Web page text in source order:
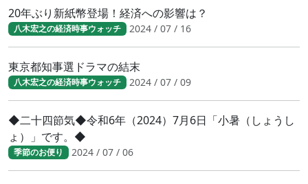
20年ぶり新紙幣登場！経済への影響は？
八木宏之の経済時事ウォッチ 2024 / 07 / 16
東京都知事選ドラマの結末
八木宏之の経済時事ウォッチ 2024 / 07 / 09
◆二十四節気◆令和6年（2024）7月6日「小暑（しょうし
ょ）」です。◆
季節のお便り 2024 / 07 / 06